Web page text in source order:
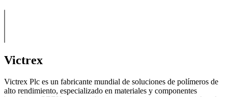
Victrex
Victrex Plc es un fabricante mundial de soluciones de polímeros de
alto rendimiento, especializado en materiales y componentes